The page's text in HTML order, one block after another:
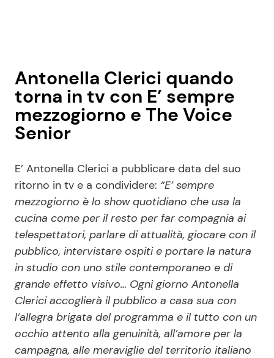
Antonella Clerici quando
torna in tv con E’ sempre
mezzogiorno e The Voice
Senior
E’ Antonella Clerici a pubblicare data del suo
ritorno in tv e a condividere: “E’ sempre
mezzogiorno è lo show quotidiano che usa la
cucina come per il resto per far compagnia ai
telespettatori, parlare di attualità, giocare con il
pubblico, intervistare ospiti e portare la natura
in studio con uno stile contemporaneo e di
grande effetto visivo… Ogni giorno Antonella
Clerici accoglierà il pubblico a casa sua con
l’allegra brigata del programma e il tutto con un
occhio attento alla genuinità, all’amore per la
campagna, alle meraviglie del territorio italiano